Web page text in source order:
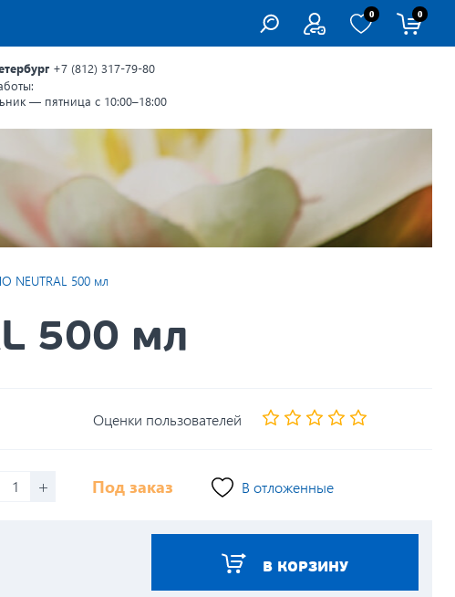
0 0
+7 (812) 317-79-80
— пятница с 10:00–18:00
NEUTRAL 500 мл
500 мл
Оценки пользователей
+ Под заказ В отложенные
В КОРЗИНУ